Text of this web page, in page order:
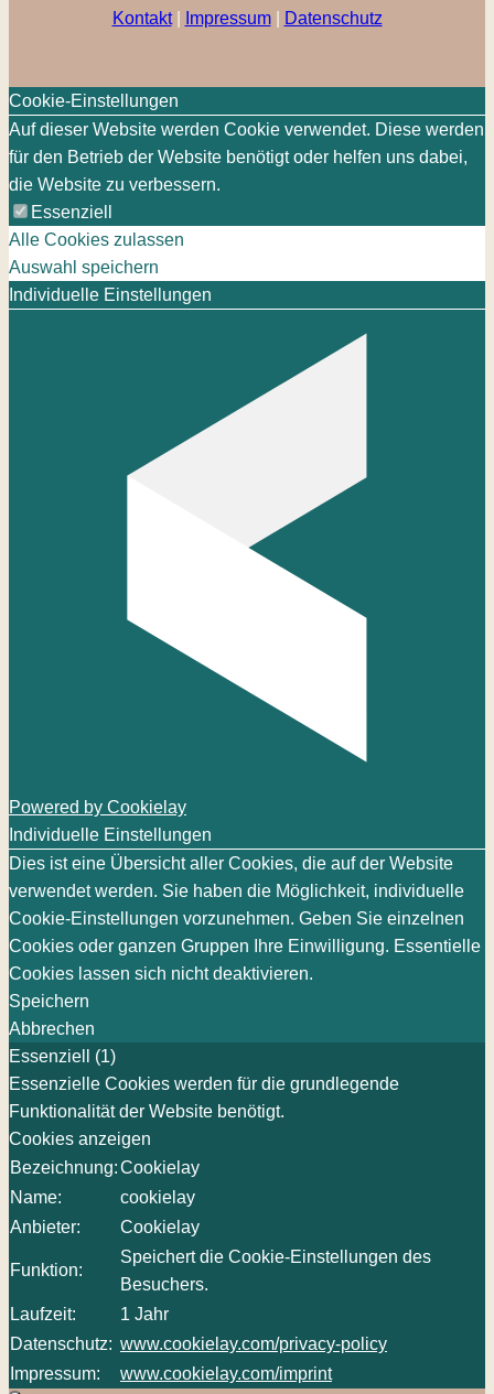
Kontakt| Impressum| Datenschutz
Cookie-Einstellungen
Auf dieser Website werden Cookie verwendet. Diese werden
für den Betrieb der Website benötigt oder helfen uns dabei,
die Website zu verbessern.
Essenziell
Alle Cookies zulassen
Auswahl speichern
Individuelle Einstellungen
Powered by Cookielay
Individuelle Einstellungen
Dies ist eine Übersicht aller Cookies, die auf der Website
verwendet werden. Sie haben die Möglichkeit, individuelle
Cookie-Einstellungen vorzunehmen. Geben Sie einzelnen
Cookies oder ganzen Gruppen Ihre Einwilligung. Essentielle
Cookies lassen sich nicht deaktivieren.
Speichern
Abbrechen
Essenziell (1)
Essenzielle Cookies werden für die grundlegende
Funktionalität der Website benötigt.
Cookies anzeigen
Bezeichnung:Cookielay
Name:
cookielay
Anbieter:
Cookielay
Funktion:
Speichert die Cookie-Einstellungen des
Besuchers.
Laufzeit:
1 Jahr
Datenschutz: www.cookielay.com/privacy-policy
Impressum:
www.cookielay.com/imprint